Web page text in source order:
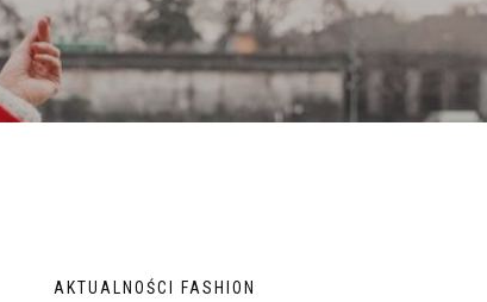
AKTUALNOŚCI FASHION